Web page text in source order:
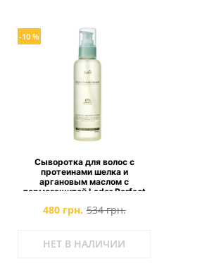
-10 %
Сыворотка для волос с
протеинами шелка и
аргановым маслом с
термозащитой Lador Perfect
480 грн. 534 грн.
НЕТ В НАЛИЧИИ